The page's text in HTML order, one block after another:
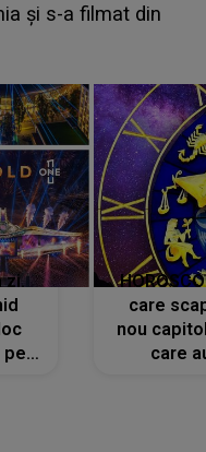
Aflându-se în fața
IMEDIAT: "Am
zi.
pe
care
nou
care